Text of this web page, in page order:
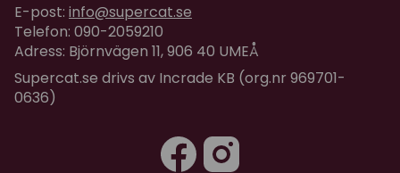
E-post: info@supercat.se
Telefon: 090-2059210
Adress: Björnvägen 11, 906 40 UMEÅ
Supercat.se drivs av Incrade KB (org.nr 969701-
0636)